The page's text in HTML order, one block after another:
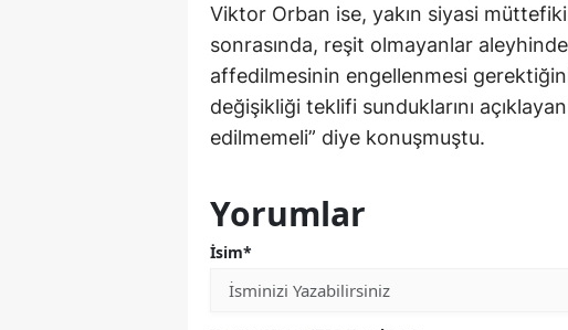
Viktor Orban ise, yakın siyasi müttefiki
sonrasında, reşit olmayanlar
affedilmesinin engellenmesi
değişikliği teklifi sunduklarını
edilmemeli” diye konuşmuştu.
Yorumlar
İsim*